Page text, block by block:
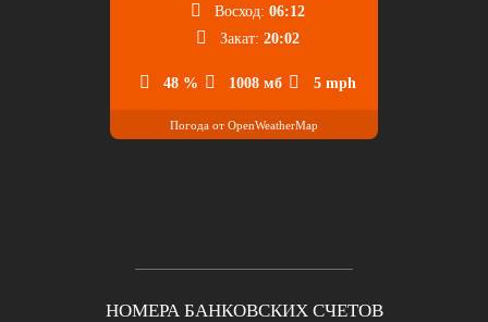
48 % 1008 мб 5 mph
Восход: 06:12
Закат: 20:02
Погода от OpenWeatherMap
НОМЕРА БАНКОВСКИХ СЧЕТОВ